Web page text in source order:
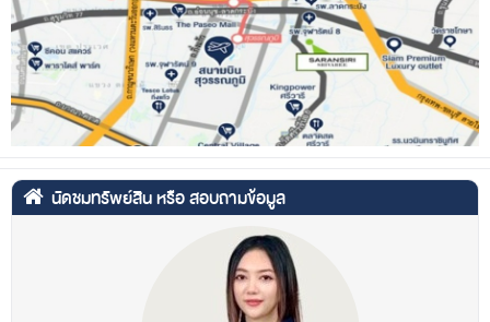
นัดชมทรัพย์สิน หรือ สอบถามข้อมูล